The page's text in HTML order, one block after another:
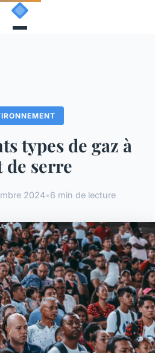
types de gaz à
de serre
2024•6 min de lecture